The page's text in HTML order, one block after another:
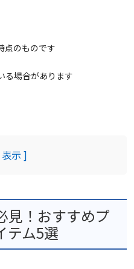
点のものです
る場合があります
示 ]
見！おすすめプ
テム5選